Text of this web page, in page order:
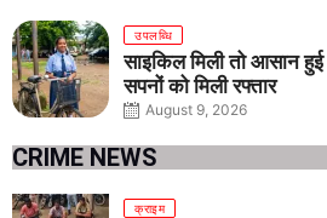
उपलब्धि
साइकिल मिली तो आसान
सपनों को मिली रफ्तार
August 9, 2026
CRIME NEWS
क्राइम